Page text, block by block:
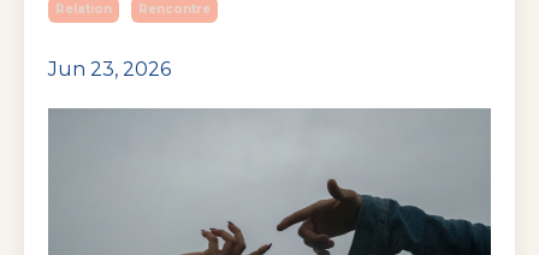
Relation Rencontre
Jun 23, 2026